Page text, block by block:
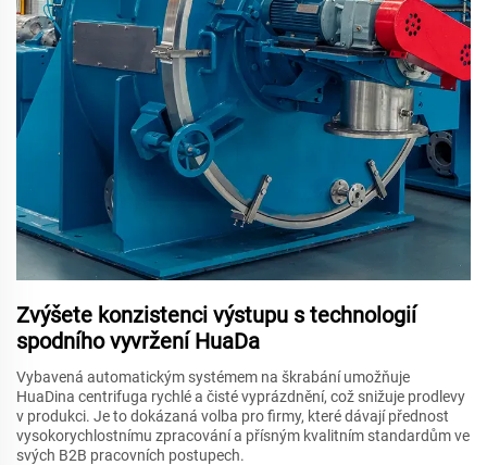
Zvýšete konzistenci výstupu s technologií
spodního vyvržení HuaDa
Vybavená automatickým systémem na škrabání umožňuje
HuaDina centrifuga rychlé a čisté vyprázdnění, což snižuje prodlevy
v produkci. Je to dokázaná volba pro firmy, které dávají přednost
vysokorychlostnímu zpracování a přísným kvalitním standardům ve
svých B2B pracovních postupech.